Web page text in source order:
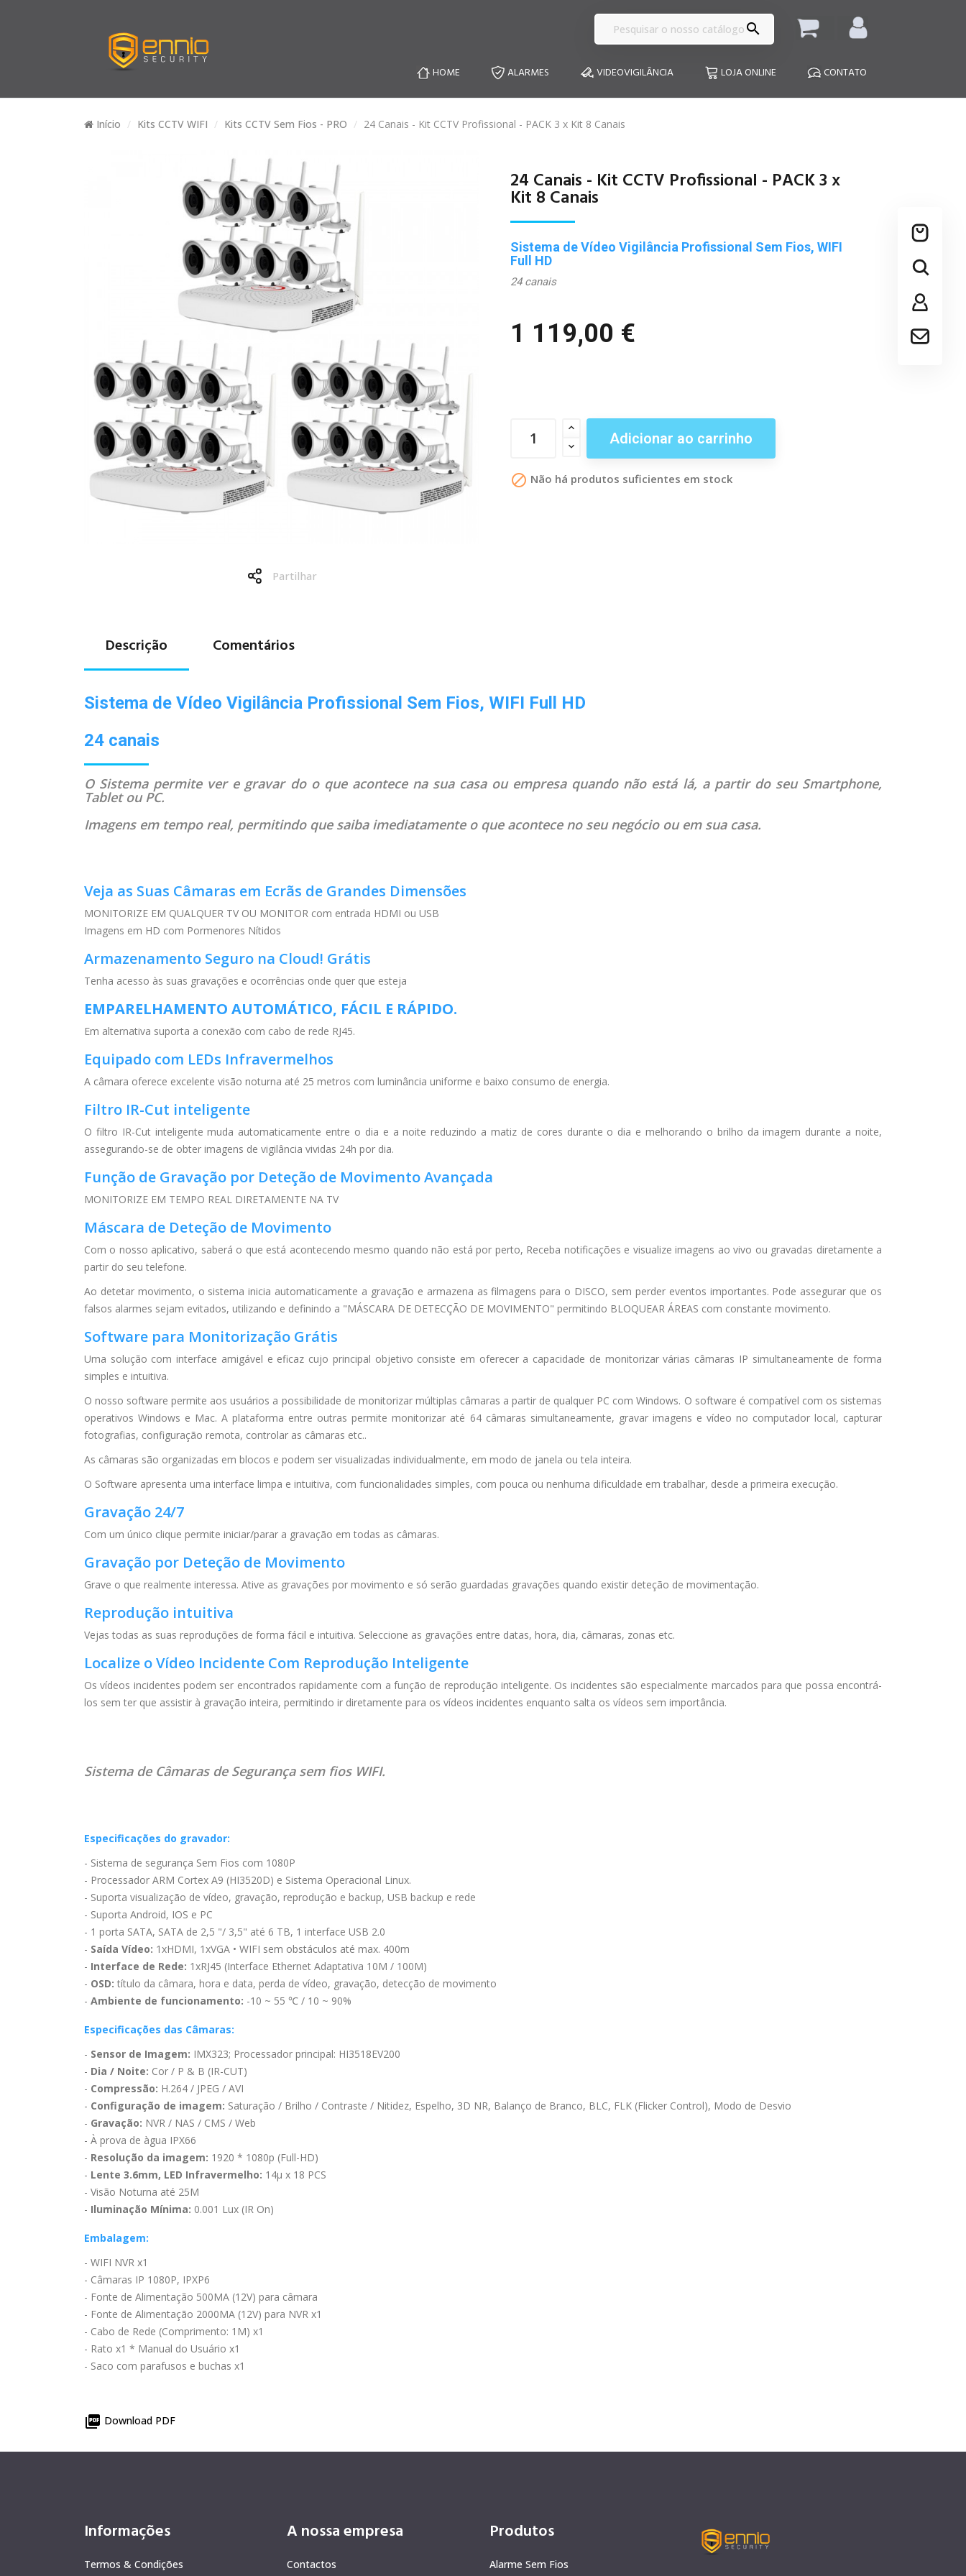

HOME ALARMES VIDEOVIGILÂNCIA LOJA ONLINE CONTATO
Início Kits CCTV WIFI Kits CCTV Sem Fios - PRO 24 Canais - Kit CCTV Profissional - PACK 3 x Kit 8 Canais
Partilhar
24 Canais - Kit CCTV Profissional - PACK 3 x
Kit 8 Canais
Sistema de Vídeo Vigilância Profissional Sem Fios, WIFI
Full HD
24 canais
1 119,00 €
Adicionar ao carrinho
 Não há produtos suficientes em stock
Descrição Comentários
Sistema de Vídeo Vigilância Profissional Sem Fios, WIFI Full HD
24 canais
O Sistema permite ver e gravar do o que acontece na sua casa ou empresa quando não está lá, a partir do seu Smartphone,
Tablet ou PC.
Imagens em tempo real, permitindo que saiba imediatamente o que acontece no seu negócio ou em sua casa.
Veja as Suas Câmaras em Ecrãs de Grandes Dimensões
MONITORIZE EM QUALQUER TV OU MONITOR com entrada HDMI ou USB
Imagens em HD com Pormenores Nítidos
Armazenamento Seguro na Cloud! Grátis
Tenha acesso às suas gravações e ocorrências onde quer que esteja
EMPARELHAMENTO AUTOMÁTICO, FÁCIL E RÁPIDO.
Em alternativa suporta a conexão com cabo de rede RJ45.
Equipado com LEDs Infravermelhos
A câmara oferece excelente visão noturna até 25 metros com luminância uniforme e baixo consumo de energia.
Filtro IR-Cut inteligente
O filtro IR-Cut inteligente muda automaticamente entre o dia e a noite reduzindo a matiz de cores durante o dia e melhorando o brilho da imagem durante a noite,
assegurando-se de obter imagens de vigilância vividas 24h por dia.
Função de Gravação por Deteção de Movimento Avançada
MONITORIZE EM TEMPO REAL DIRETAMENTE NA TV
Máscara de Deteção de Movimento
Com o nosso aplicativo, saberá o que está acontecendo mesmo quando não está por perto, Receba notificações e visualize imagens ao vivo ou gravadas diretamente a
partir do seu telefone.
Ao detetar movimento, o sistema inicia automaticamente a gravação e armazena as filmagens para o DISCO, sem perder eventos importantes. Pode assegurar que os
falsos alarmes sejam evitados, utilizando e definindo a "MÁSCARA DE DETECÇÃO DE MOVIMENTO" permitindo BLOQUEAR ÁREAS com constante movimento.
Software para Monitorização Grátis
Uma solução com interface amigável e eficaz cujo principal objetivo consiste em oferecer a capacidade de monitorizar várias câmaras IP simultaneamente de forma
simples e intuitiva.
O nosso software permite aos usuários a possibilidade de monitorizar múltiplas câmaras a partir de qualquer PC com Windows. O software é compatível com os sistemas
operativos Windows e Mac. A plataforma entre outras permite monitorizar até 64 câmaras simultaneamente, gravar imagens e vídeo no computador local, capturar
fotografias, configuração remota, controlar as câmaras etc..
As câmaras são organizadas em blocos e podem ser visualizadas individualmente, em modo de janela ou tela inteira.
O Software apresenta uma interface limpa e intuitiva, com funcionalidades simples, com pouca ou nenhuma dificuldade em trabalhar, desde a primeira execução.
Gravação 24/7
Com um único clique permite iniciar/parar a gravação em todas as câmaras.
Gravação por Deteção de Movimento
Grave o que realmente interessa. Ative as gravações por movimento e só serão guardadas gravações quando existir deteção de movimentação.
Reprodução intuitiva
Vejas todas as suas reproduções de forma fácil e intuitiva. Seleccione as gravações entre datas, hora, dia, câmaras, zonas etc.
Localize o Vídeo Incidente Com Reprodução Inteligente
Os vídeos incidentes podem ser encontrados rapidamente com a função de reprodução inteligente. Os incidentes são especialmente marcados para que possa encontrá-
los sem ter que assistir à gravação inteira, permitindo ir diretamente para os vídeos incidentes enquanto salta os vídeos sem importância.
Sistema de Câmaras de Segurança sem fios WIFI.
Especificações do gravador:
- Sistema de segurança Sem Fios com 1080P
- Processador ARM Cortex A9 (HI3520D) e Sistema Operacional Linux.
- Suporta visualização de vídeo, gravação, reprodução e backup, USB backup e rede
- Suporta Android, IOS e PC
- 1 porta SATA, SATA de 2,5 "/ 3,5" até 6 TB, 1 interface USB 2.0
- Saída Vídeo: 1xHDMI, 1xVGA • WIFI sem obstáculos até max. 400m
- Interface de Rede: 1xRJ45 (Interface Ethernet Adaptativa 10M / 100M)
- OSD: título da câmara, hora e data, perda de vídeo, gravação, detecção de movimento
- Ambiente de funcionamento: -10 ~ 55 ℃ / 10 ~ 90%
Especificações das Câmaras:
- Sensor de Imagem: IMX323; Processador principal: HI3518EV200
- Dia / Noite: Cor / P & B (IR-CUT)
- Compressão: H.264 / JPEG / AVI
- Configuração de imagem: Saturação / Brilho / Contraste / Nitidez, Espelho, 3D NR, Balanço de Branco, BLC, FLK (Flicker Control), Modo de Desvio
- Gravação: NVR / NAS / CMS / Web
- À prova de àgua IPX66
- Resolução da imagem: 1920 * 1080p (Full-HD)
- Lente 3.6mm, LED Infravermelho: 14µ x 18 PCS
- Visão Noturna até 25M
- Iluminação Mínima: 0.001 Lux (IR On)
Embalagem:
- WIFI NVR x1
- Câmaras IP 1080P, IPXP6
- Fonte de Alimentação 500MA (12V) para câmara
- Fonte de Alimentação 2000MA (12V) para NVR x1
- Cabo de Rede (Comprimento: 1M) x1
- Rato x1 * Manual do Usuário x1
- Saco com parafusos e buchas x1
 Download PDF
Informações
Termos & Condições
A nossa empresa
Contactos
Produtos
Alarme Sem Fios